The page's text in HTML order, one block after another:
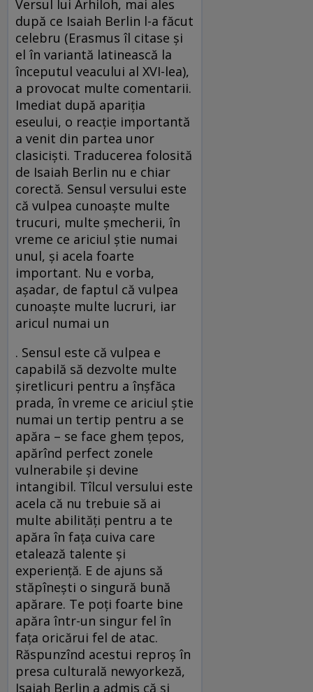
Versul lui Arhiloh, mai ales
după ce Isaiah Berlin l-a făcut
celebru (Erasmus îl citase şi
el în variantă latinească la
începutul veacului al XVI-lea),
a provocat multe comentarii.
Imediat după apariţia
eseului, o reacţie importantă
a venit din partea unor
clasicişti. Traducerea folosită
de Isaiah Berlin nu e chiar
corectă. Sensul versului este
că vulpea cunoaşte multe
trucuri, multe şmecherii, în
vreme ce ariciul ştie numai
unul, şi acela foarte
important. Nu e vorba,
aşadar, de faptul că vulpea
cunoaşte multe lucruri, iar
aricul numai un
. Sensul este că vulpea e
capabilă să dezvolte multe
şiretlicuri pentru a înşfăca
prada, în vreme ce ariciul ştie
numai un tertip pentru a se
apăra – se face ghem ţepos,
apărînd perfect zonele
vulnerabile şi devine
intangibil. Tîlcul versului este
acela că nu trebuie să ai
multe abilităţi pentru a te
apăra în faţa cuiva care
etalează talente şi
experienţă. E de ajuns să
stăpîneşti o singură bună
apărare. Te poţi foarte bine
apăra într-un singur fel în
faţa oricărui fel de atac.
Răspunzînd acestui reproş în
presa culturală newyorkeză,
Isaiah Berlin a admis că şi